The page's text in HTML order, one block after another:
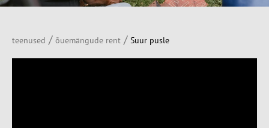
teenused / õuemängude rent / Suur pusle